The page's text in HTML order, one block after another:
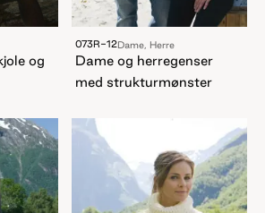
og
073R-12Dame, Herre
Dame og herregenser
med strukturmønster